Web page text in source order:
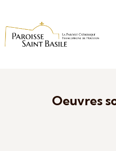
Oeuvres